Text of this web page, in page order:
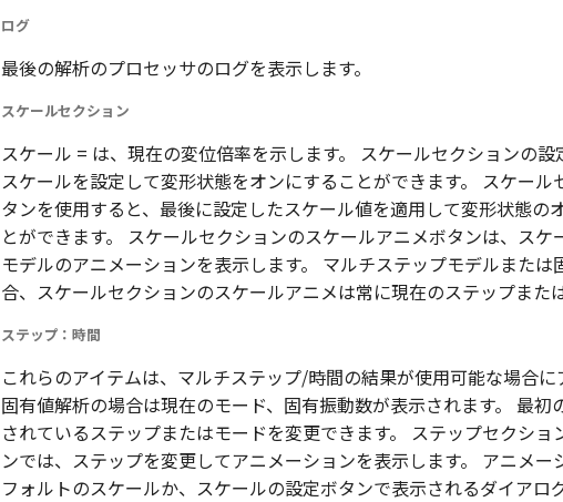
ログ
最後の解析のプロセッサのログを表示します。
スケールセクション
スケール = は、現在の変位倍率を示します。 スケールセクションの設
スケールを設定して変形状態をオンにすることができます。 スケー
タンを使用すると、最後に設定したスケール値を適用して変形状態の
とができます。 スケールセクションのスケールアニメボタンは、スケ
モデルのアニメーションを表示します。 マルチステップモデルまたは
合、スケールセクションのスケールアニメは常に現在のステップまた
ステップ：時間
これらのアイテムは、マルチステップ/時間の結果が使用可能な場合に
固有値解析の場合は現在のモード、固有振動数が表示されます。 最初
されているステップまたはモードを変更できます。 ステップセクショ
ンでは、ステップを変更してアニメーションを表示します。 アニメ
フォルトのスケールか、スケールの設定ボタンで表示されるダイアロ